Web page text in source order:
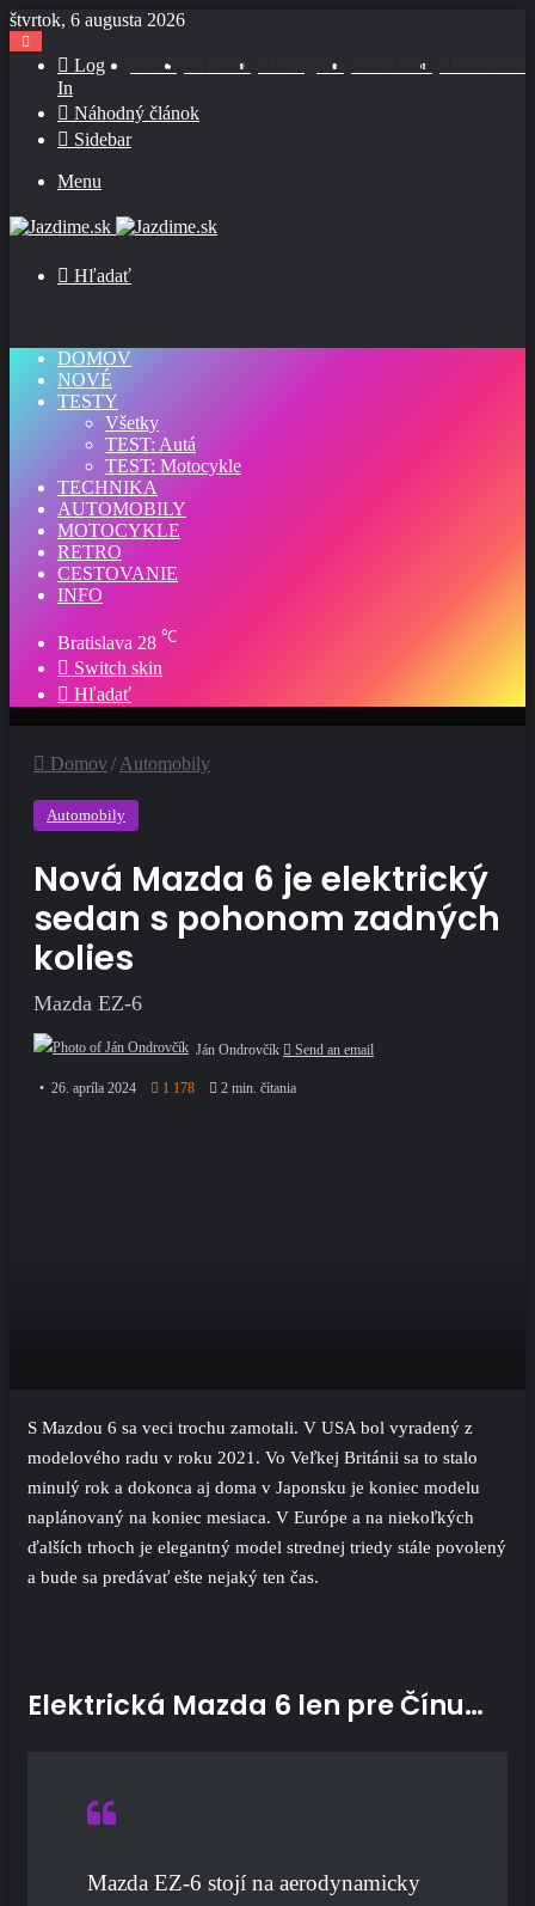
štvrtok, 6 augusta 2026
YouTube
Instagram
TikTok
RSS
Log
In
Náhodný článok
Sidebar
Menu
Hľadať
DOMOV
NOVÉ
TESTY
Všetky
TEST: Autá
TEST: Motocykle
TECHNIKA
AUTOMOBILY
MOTOCYKLE
RETRO
CESTOVANIE
INFO
Bratislava 28 ℃
Switch skin
Hľadať
Domov/ Automobily
Automobily
Nová Mazda 6 je elektrický
sedan s pohonom zadných
kolies
Mazda EZ-6
Ján Ondrovčík Send an email
26. apríla 2024 1 178 2 min. čítania
S Mazdou 6 sa veci trochu zamotali. V USA bol vyradený z
modelového radu v roku 2021. Vo Veľkej Británii sa to stalo
minulý rok a dokonca aj doma v Japonsku je koniec modelu
naplánovaný na koniec mesiaca. V Európe a na niekoľkých
ďalších trhoch je elegantný model strednej triedy stále povolený
a bude sa predávať ešte nejaký ten čas.
Elektrická Mazda 6 len pre Čínu…
Mazda EZ-6 stojí na aerodynamicky